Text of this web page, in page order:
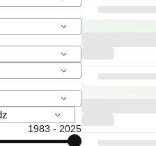
1983 - 2025